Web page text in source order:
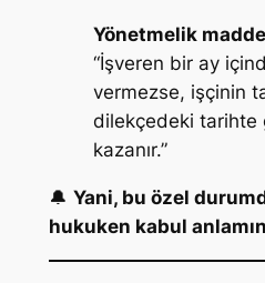
Yönetmelik madde
“İşveren bir ay
vermezse, işçinin
dilekçedeki tarihte
kazanır.”
🔔 Yani, bu özel
hukuken kabul